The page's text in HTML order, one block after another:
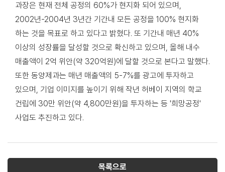
과장은 현재 전체 공정의 60%가 현지화 되어 있으며,
2002년-2004년 3년간 기간내 모든 공정을 100% 현지화
하는 것을 목표로 하고 있다고 밝혔다. 또 기간내 매년 40%
이상의 성장률을 달성할 것으로 확신하고 있으며, 올해 내수
매출액이 2억 위안(약 320억원)에 달할 것으로 본다고 말했다.
또한 동양제과는 매년 매출액의 5-7%를 광고에 투자하고
있으며, 기업 이미지를 높이기 위해 작년 허베이 지역의 학교
건립에 30만 위안(약 4,800만원)을 투자하는 등 '희망공정'
사업도 추진하고 있다.
목록으로